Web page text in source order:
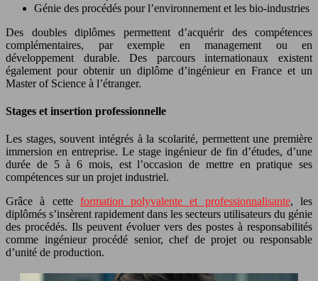
Génie des procédés pour l’environnement et les bio-industries
Des doubles diplômes permettent d’acquérir des compétences
complémentaires, par exemple en management ou en
développement durable. Des parcours internationaux existent
également pour obtenir un diplôme d’ingénieur en France et un
Master of Science à l’étranger.
Stages et insertion professionnelle
Les stages, souvent intégrés à la scolarité, permettent une première
immersion en entreprise. Le stage ingénieur de fin d’études, d’une
durée de 5 à 6 mois, est l’occasion de mettre en pratique ses
compétences sur un projet industriel.
Grâce à cette formation polyvalente et professionnalisante, les
diplômés s’insèrent rapidement dans les secteurs utilisateurs du génie
des procédés. Ils peuvent évoluer vers des postes à responsabilités
comme ingénieur procédé senior, chef de projet ou responsable
d’unité de production.